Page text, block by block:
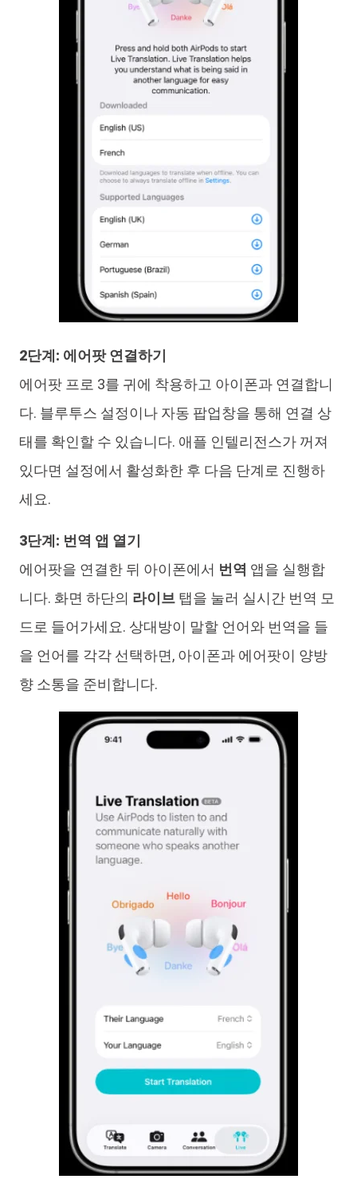
2단계: 에어팟 연결하기
에어팟 프로 3를 귀에 착용하고 아이폰과 연결합니
다. 블루투스 설정이나 자동 팝업창을 통해 연결 상
태를 확인할 수 있습니다. 애플 인텔리전스가 꺼져
있다면 설정에서 활성화한 후 다음 단계로 진행하
세요.
3단계: 번역 앱 열기
에어팟을 연결한 뒤 아이폰에서 번역 앱을 실행합
니다. 화면 하단의 라이브 탭을 눌러 실시간 번역 모
드로 들어가세요. 상대방이 말할 언어와 번역을 들
을 언어를 각각 선택하면, 아이폰과 에어팟이 양방
향 소통을 준비합니다.